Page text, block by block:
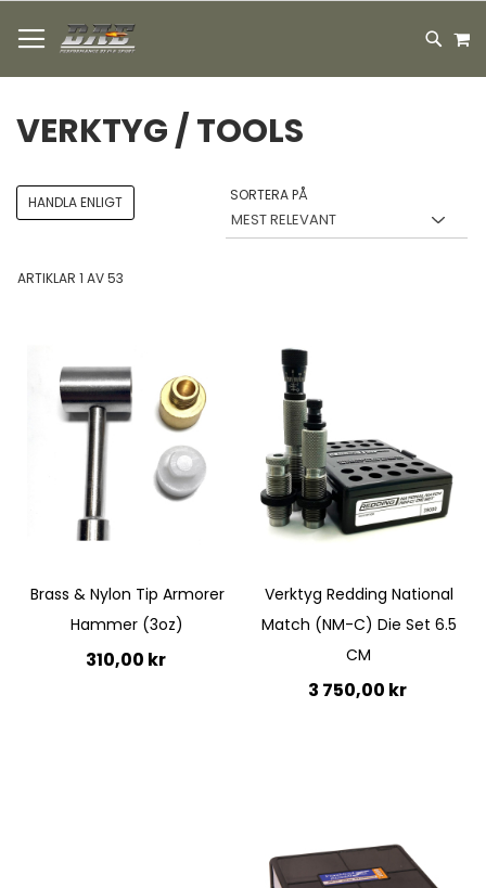
TILL
INNEHÅLLET
VERKTYG / TOOLS
ARTIKLAR 1 AV53
SORTERA PÅ
Brass & Nylon Tip Armorer
Hammer (3oz)
310,00 kr
Verktyg Redding National
Match (NM-C) Die Set 6.5
CM
3 750,00 kr
HANDLA ENLIGT